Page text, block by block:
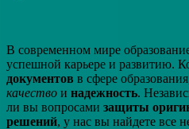
В современном мире
успешной карьере и развитию.
документов в сфере
качество и надежность.
ли вы вопросами защиты
решений, у нас вы найдете все